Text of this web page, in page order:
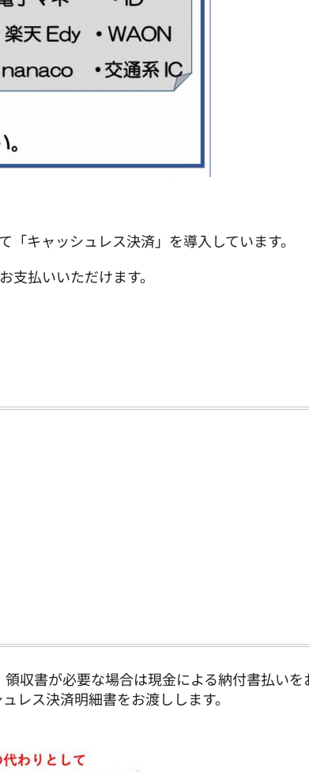
キャッシュレス決済」を導入しています。
払いいただけます。
収書が必要な場合は現金による納付書払いを
レス決済明細書をお渡しします。